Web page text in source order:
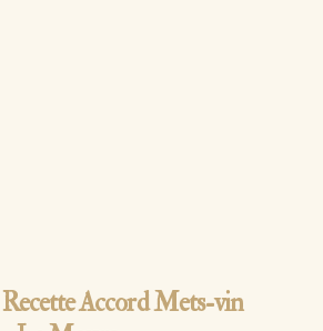
Recette Accord Mets-vin